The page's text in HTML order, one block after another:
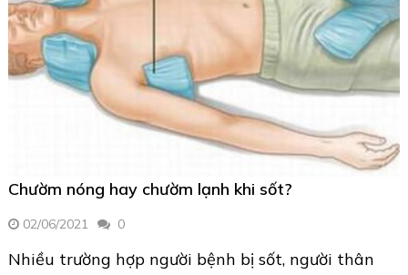
Chườm nóng hay chườm lạnh khi sốt?
02/06/2021 0
Nhiều trường hợp người bệnh bị sốt, người thân